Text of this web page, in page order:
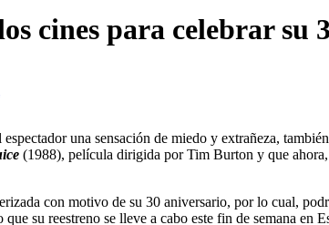
cines para celebrar su
una sensación de miedo y extrañeza,
(1988), película dirigida por Tim Burton y que ahora,
con motivo de su 30 aniversario, por lo cual,
su reestreno se lleve a cabo este fin de semana